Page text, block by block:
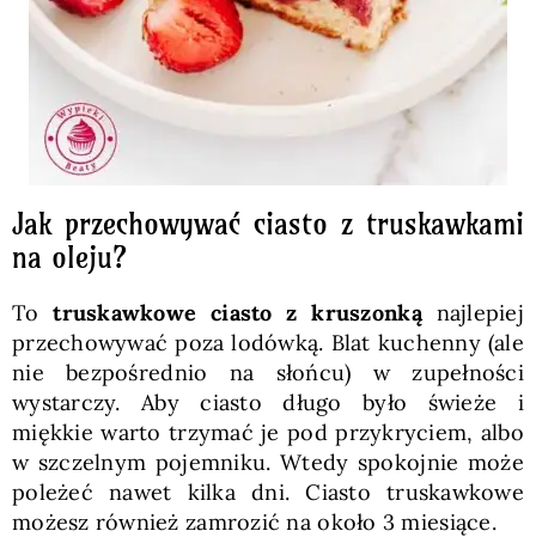
Jak przechowywać ciasto z truskawkami
na oleju?
Totruskawkowe ciasto z kruszonkąnajlepiej
przechowywać poza lodówką. Blat kuchenny (ale
nie bezpośrednio na słońcu) w zupełności
wystarczy. Aby ciasto długo było świeże i
miękkie warto trzymać je pod przykryciem, albo
w szczelnym pojemniku. Wtedy spokojnie może
poleżeć nawet kilka dni. Ciasto truskawkowe
możesz również zamrozić na około 3 miesiące.